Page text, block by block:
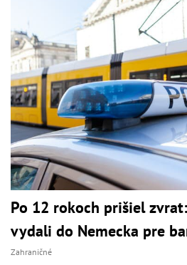
Po 12 rokoch prišiel
vydali do Nemecka pre
Zahraničné